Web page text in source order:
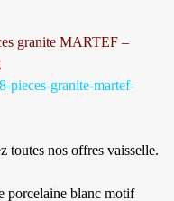
granite MARTEF –
pieces-granite-martef-
toutes nos offres vaisselle.
porcelaine blanc motif